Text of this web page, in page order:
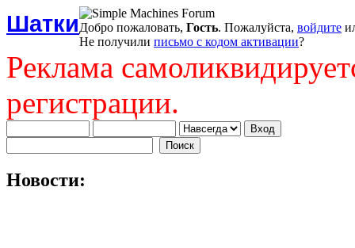
ШаткиДобро пожаловать, Гость. Пожалуйста, войдите
Не получили письмо с кодом активации?
Реклама
регистрации.
Новости: